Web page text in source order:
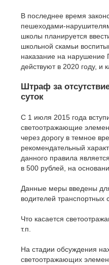
В последнее время
пешеходами-
школы планируется
школьной скамьи
наказание на
действуют в 2020 году, и
Штраф за
суток
С 1 июля 2015 года
светоотражающие
через дорогу в темное
рекомендательный
данного правила
в 500 рублей, на
Данные меры введены
водителей транспортных
Что касается
т.п.
На стадии обсуждения
светоотражающих